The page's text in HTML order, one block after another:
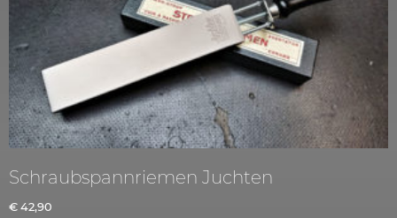
Schraubspannriemen Juchten
€ 42,90